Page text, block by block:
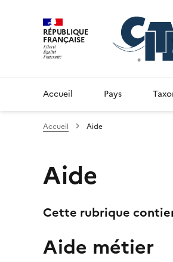
RÉPUBLIQUE
FRANÇAISE
Accueil Pays
Accueil Aide
Aide
Cette rubrique
Aide métier